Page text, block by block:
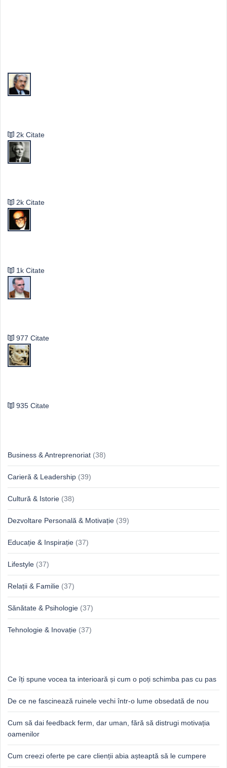
2k Citate
2k Citate
1k Citate
977 Citate
935 Citate
Business & Antreprenoriat (38)
Carieră & Leadership (39)
Cultură & Istorie (38)
Dezvoltare Personală & Motivație (39)
Educație & Inspirație (37)
Lifestyle (37)
Relații & Familie (37)
Sănătate & Psihologie (37)
Tehnologie & Inovație (37)
Ce îți spune vocea ta interioară și cum o poți schimba pas cu pas
De ce ne fascinează ruinele vechi într-o lume obsedată de nou
Cum să dai feedback ferm, dar uman, fără să distrugi motivația
oamenilor
Cum creezi oferte pe care clienții abia așteaptă să le cumpere